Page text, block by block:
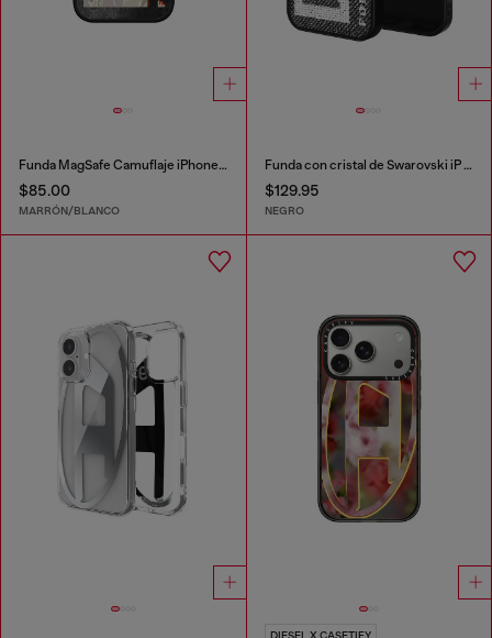
Funda MagSafe Camuflaje iPhone 16 Pro
$85.00
MARRÓN/BLANCO
Funda con cristal de Swarovski iP 16
$129.95
NEGRO